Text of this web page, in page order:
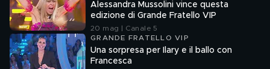
Alessandra Mussolini vince questa
edizione di Grande Fratello VIP
20 mag | Canale 5
GRANDE FRATELLO VIP
Una sorpresa per Ilary e il ballo con
Francesca